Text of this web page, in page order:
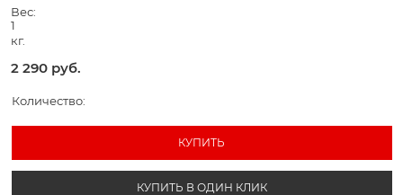
Вес:
1
кг.
2 290 руб.
Количество:
КУПИТЬ
КУПИТЬ В ОДИН КЛИК